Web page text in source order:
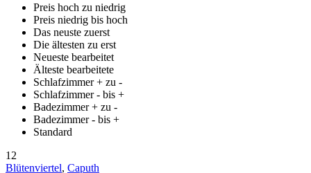
Preis hoch zu niedrig
Preis niedrig bis hoch
Das neuste zuerst
Die ältesten zu erst
Neueste bearbeitet
Älteste bearbeitete
Schlafzimmer + zu -
Schlafzimmer - bis +
Badezimmer + zu -
Badezimmer - bis +
Standard
12
Blütenviertel, Caputh